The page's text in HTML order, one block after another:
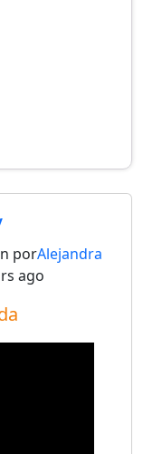
porAlejandra
ago